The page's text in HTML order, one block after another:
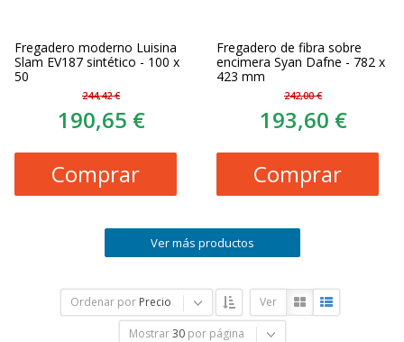
Fregadero moderno Luisina
Slam EV187 sintético - 100 x
50
244,42 €
190,65 €
Comprar
Fregadero de fibra sobre
encimera Syan Dafne - 782 x
423 mm
242,00 €
193,60 €
Comprar
Ver más productos
Ordenar por Precio Ver
Mostrar 30 por página